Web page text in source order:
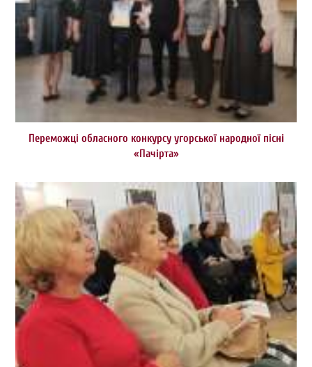
Переможці обласного конкурсу угорської народної пісні
«Пачірта»